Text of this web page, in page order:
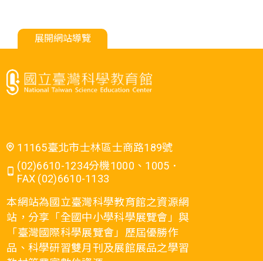
展開網站導覽
11165臺北市士林區士商路189號
(02)6610-1234分機1000、1005．
FAX (02)6610-1133
本網站為國立臺灣科學教育館之資源網
站，分享「全國中小學科學展覽會」與
「臺灣國際科學展覽會」歷屆優勝作
品、科學研習雙月刊及展館展品之學習